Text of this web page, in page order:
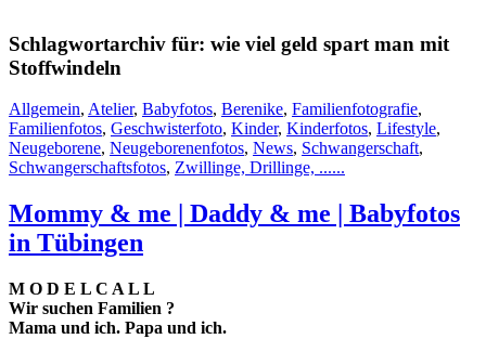
Schlagwortarchiv für: wie viel geld spart man mit
Stoffwindeln
Allgemein, Atelier, Babyfotos, Berenike, Familienfotografie,
Familienfotos, Geschwisterfoto, Kinder, Kinderfotos, Lifestyle,
Neugeborene, Neugeborenenfotos, News, Schwangerschaft,
Schwangerschaftsfotos, Zwillinge, Drillinge, ......
Mommy & me | Daddy & me | Babyfotos
in Tübingen
M O D E L C A L L
Wir suchen Familien ?
Mama und ich. Papa und ich.